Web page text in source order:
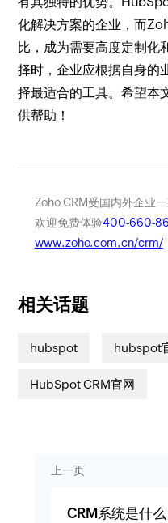
化解决方案的企业，而
比，成为需要高度定制化
择时，企业应根据自身的
择最适合的工具。希望本
供帮助！
Zoho CRM受国内外企业
欢迎免费体验400-660-
www.zoho.com.cn/crm/
相关话题
hubspot hubspot
HubSpot CRM官网
上一页
CRM系统是什